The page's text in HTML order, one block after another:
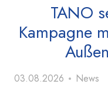
TANO
Kampagne
03.08.2026 News